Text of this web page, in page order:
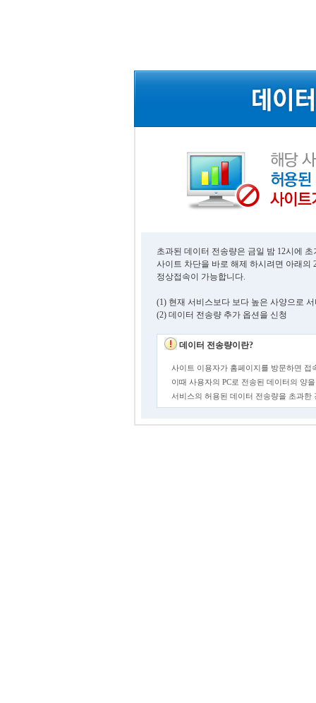
초과된 데이터 전송량은 금일 밤 12시에
사이트 차단을 바로 해제 하시려면 아래의
정상접속이 가능합니다.
(1) 현재 서비스보다 보다 높은 사양으로
(2) 데이터 전송량 추가 옵션을 신청
데이터 전송량이란?
사이트 이용자가 홈페이지를 방문하면 접
이때 사용자의 PC로 전송된 데이터의 양
서비스의 허용된 데이터 전송량을 초과